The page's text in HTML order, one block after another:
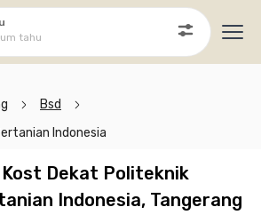
tahu
Bsd
Indonesia
Dekat Politeknik
Indonesia, Tangerang